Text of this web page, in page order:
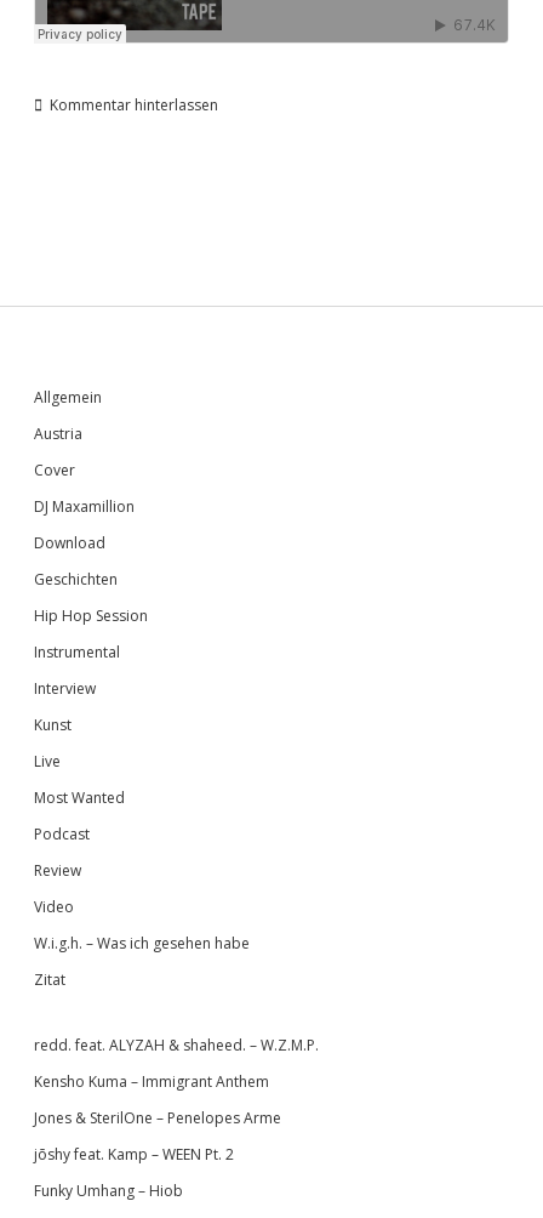
Kommentar hinterlassen
Sidebar
Allgemein
Austria
Cover
DJ Maxamillion
Download
Geschichten
Hip Hop Session
Instrumental
Interview
Kunst
Live
Most Wanted
Podcast
Review
Video
W.i.g.h. – Was ich gesehen habe
Zitat
redd. feat. ALYZAH & shaheed. – W.Z.M.P.
Kensho Kuma – Immigrant Anthem
Jones & SterilOne – Penelopes Arme
jōshy feat. Kamp – WEEN Pt. 2
Funky Umhang – Hiob